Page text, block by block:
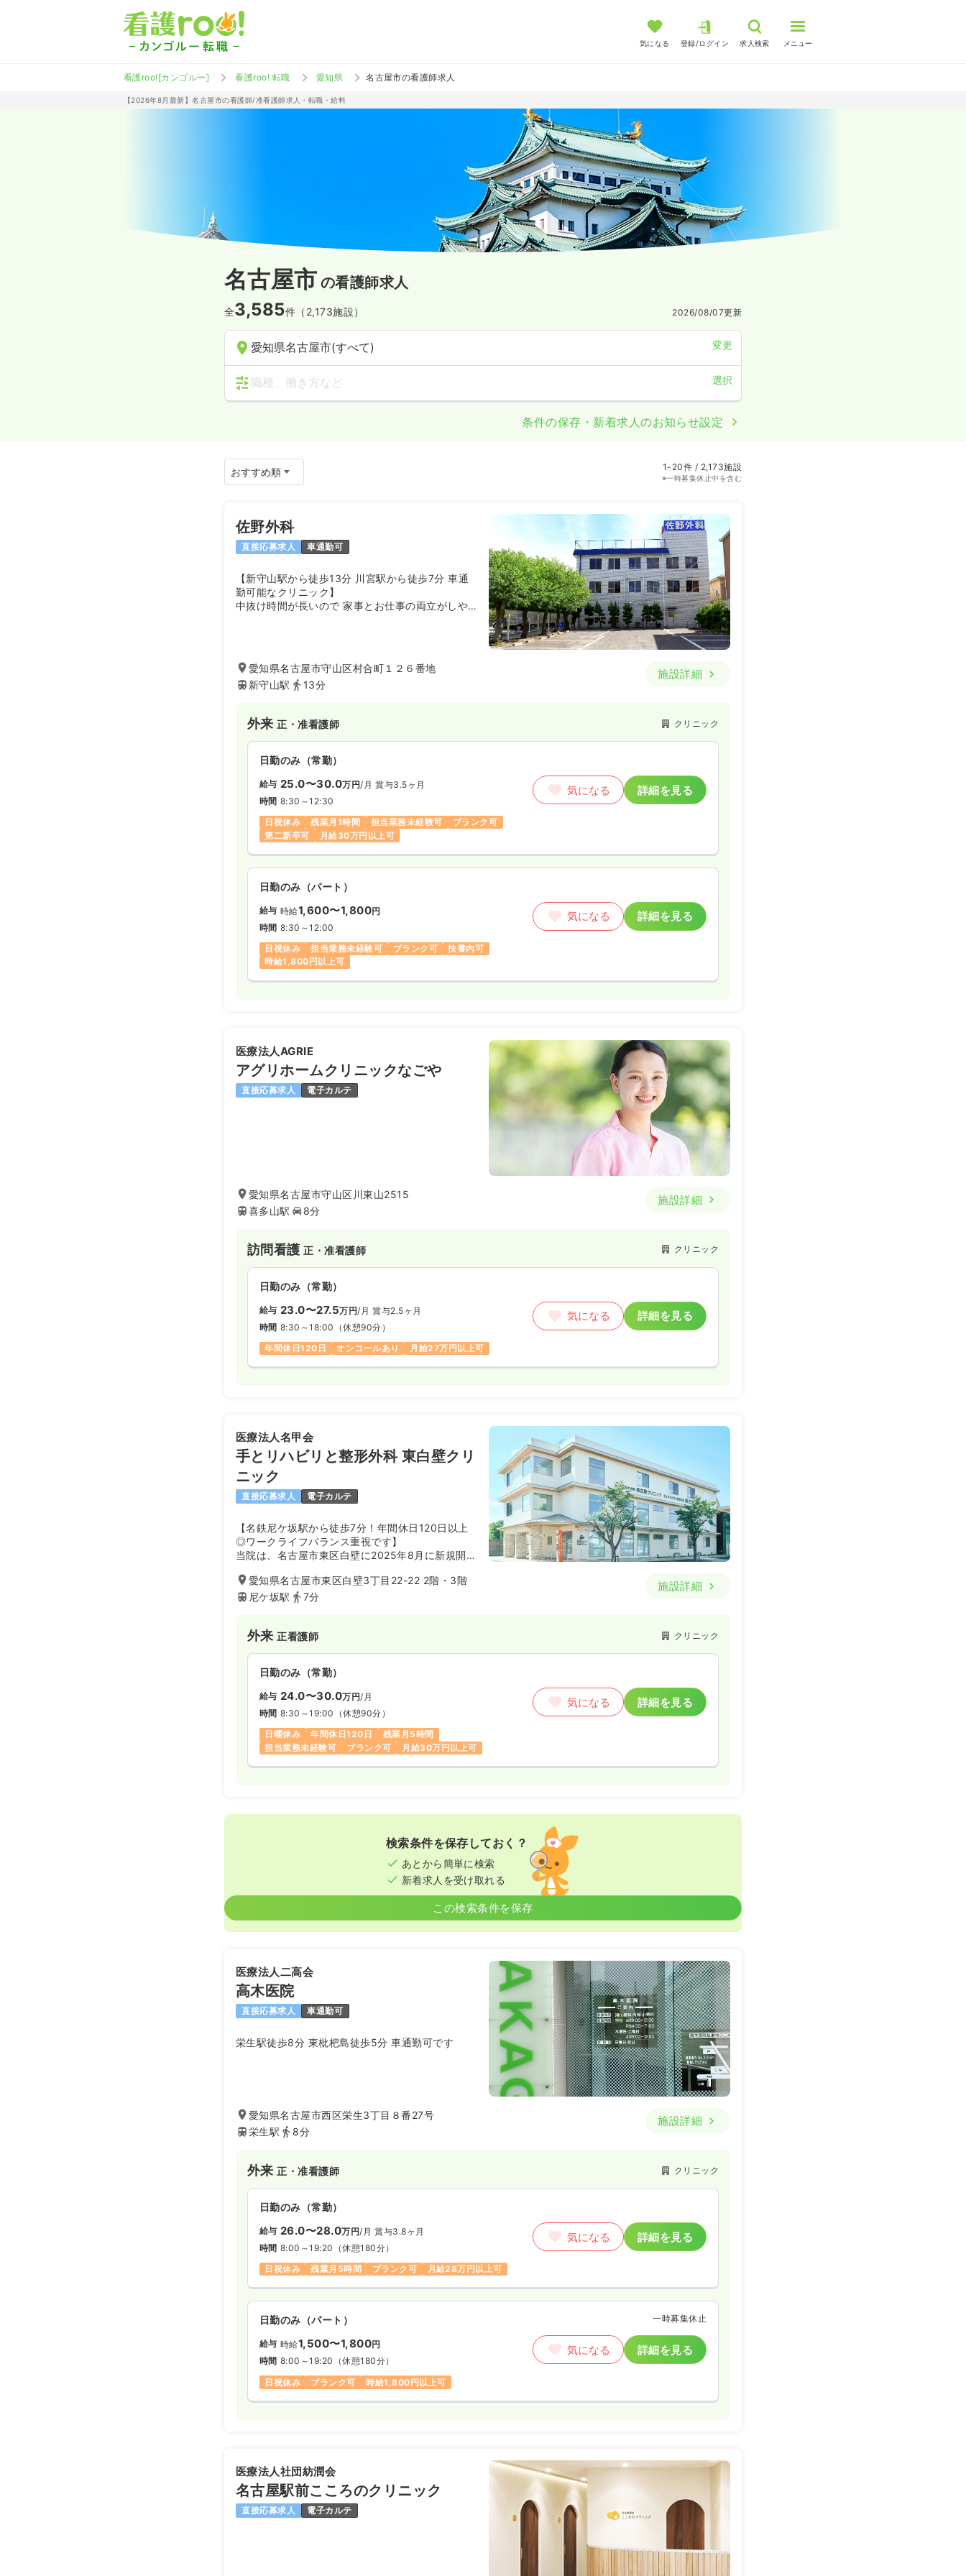
気になる 登録/ログイン 求人検索 メニュー
看護roo![カンゴルー] 看護roo! 転職 愛知県 名古屋市の看護師求人
【2026年8月最新】名古屋市の看護師/准看護師求人・転職・給料
名古屋市 の看護師求人
全3,585件（2,173施設） 2026/08/07更新
愛知県名古屋市(すべて) 変更
職種、働き方など 選択
条件の保存・新着求人のお知らせ設定
1-20件 / 2,173施設
※一時募集休止中を含む
佐野外科
直接応募求人 車通勤可
【新守山駅から徒歩13分 川宮駅から徒歩7分 車通
勤可能なクリニック】
中抜け時間が長いので 家事とお仕事の両立がしや
30代～50代の主婦の方が多く活躍しています。
愛知県名古屋市守山区村合町１２６番地
新守山駅
13分
施設詳細
外来正・准看護師 クリニック
日勤のみ（常勤）
給与 25.0〜30.0万円/月 賞与3.5ヶ月
時間 8:30～12:30
日祝休み
残業月1時間 担当業務未経験可
ブランク可
第二新卒可
月給30万円以上可
気になる 詳細を見る
日勤のみ（パート）
給与 時給1,600〜1,800円
時間 8:30～12:00
日祝休み
担当業務未経験可 ブランク可
扶養内可
時給1,800円以上可
気になる 詳細を見る
医療法人AGRIE
アグリホームクリニックなごや
直接応募求人 電子カルテ
愛知県名古屋市守山区川東山2515
喜多山駅
8分
施設詳細
訪問看護正・准看護師 クリニック
日勤のみ（常勤）
給与 23.0〜27.5万円/月 賞与2.5ヶ月
時間 8:30～18:00 （休憩90分）
年間休日120日
オンコールあり 月給27万円以上可
気になる 詳細を見る
医療法人名甲会
手とリハビリと整形外科 東白壁クリ
ニック
直接応募求人 電子カルテ
【名鉄尼ケ坂駅から徒歩7分！年間休日120日以上
◎ワークライフバランス重視です】
当院は、名古屋市東区白壁に2025年8月に新規開業
当法人では、2019年12月に名古屋市東区で「おな
か内科東白壁クリニック」を開業し、
私たちは、患者様一人ひとりに寄り添った温かく質
の高い医療を提供し、地域医療に貢献することを目
指しています。
整形外科につきましては、診療所ではありますが、
手術室も備え、日帰り手術を実施可能です。
なお、スタッフの皆さまがプライベートの時間も大
切にしていただけるよう、メリハリのある勤務体制
愛知県名古屋市東区白壁3丁目22-22 2階・3階
尼ケ坂駅
7分
施設詳細
外来正看護師 クリニック
日勤のみ（常勤）
給与 24.0〜30.0万円/月
時間 8:30～19:00 （休憩90分）
日曜休み
年間休日120日
残業月5時間
担当業務未経験可
ブランク可 月給30万円以上可
気になる 詳細を見る
検索条件を保存しておく？
あとから簡単に検索
新着求人を受け取れる
この検索条件を保存
医療法人二高会
高木医院
直接応募求人 車通勤可
栄生駅徒歩8分 東枇杷島徒歩5分 車通勤可です
愛知県名古屋市西区栄生3丁目８番27号
栄生駅
8分
施設詳細
外来正・准看護師 クリニック
日勤のみ（常勤）
給与 26.0〜28.0万円/月 賞与3.8ヶ月
時間 8:00～19:20 （休憩180分）
日祝休み
残業月5時間 ブランク可 月給28万円以上可
気になる 詳細を見る
日勤のみ（パート） 一時募集休止
給与 時給1,500〜1,800円
時間 8:00～19:20 （休憩180分）
日祝休み
ブランク可 時給1,800円以上可
気になる 詳細を見る
医療法人社団紡潤会
名古屋駅前こころのクリニック
直接応募求人 電子カルテ